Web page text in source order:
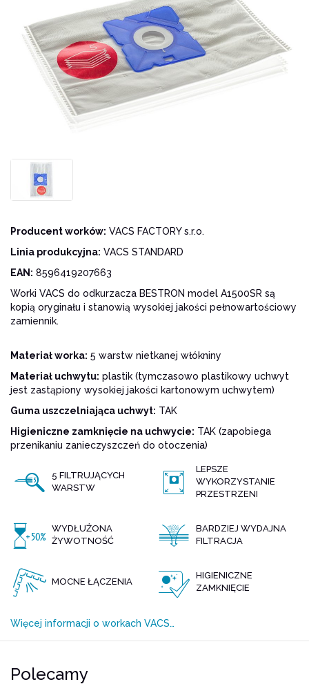
Producent worków: VACS FACTORY s.r.o.
Linia produkcyjna: VACS STANDARD
EAN: 8596419207663
Worki VACS do odkurzacza BESTRON model A1500SR są
kopią oryginału i stanowią wysokiej jakości pełnowartościowy
zamiennik.
Materiał worka: 5 warstw nietkanej włókniny
Materiał uchwytu: plastik (tymczasowo plastikowy uchwyt
jest zastąpiony wysokiej jakości kartonowym uchwytem)
Guma uszczelniająca uchwyt: TAK
Higieniczne zamknięcie na uchwycie: TAK (zapobiega
przenikaniu zanieczyszczeń do otoczenia)
5 FILTRUJĄCYCH
WARSTW
LEPSZE
WYKORZYSTANIE
PRZESTRZENI
WYDŁUŻONA
ŻYWOTNOŚĆ
BARDZIEJ WYDAJNA
FILTRACJA
MOCNE ŁĄCZENIA
HIGIENICZNE
ZAMKNIĘCIE
Więcej informacji o workach VACS…
Polecamy